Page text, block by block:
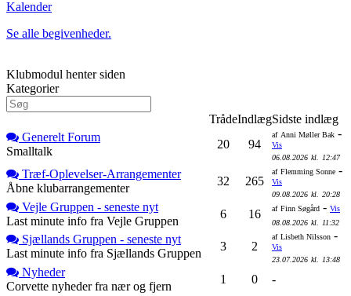
Kalender
Se alle begivenheder.
Klubmodul henter siden
Kategorier
TrådeIndlægSidste indlæg
Generelt Forum
Smalltalk
20 94
af Anni Møller Bak -
Vis
06.08.2026 kl. 12:47
Træf-Oplevelser-Arrangementer
Åbne klubarrangementer
32 265
af Flemming Sonne -
Vis
09.08.2026 kl. 20:28
Vejle Gruppen - seneste nyt
Last minute info fra Vejle Gruppen
6 16 af Finn Søgård - Vis
08.08.2026 kl. 11:32
Sjællands Gruppen - seneste nyt
Last minute info fra Sjællands Gruppen
3 2
af Lisbeth Nilsson -
Vis
23.07.2026 kl. 13:48
Nyheder
Corvette nyheder fra nær og fjern
1 0 -